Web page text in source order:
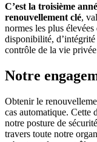
C’est la troisième
renouvellement clé,
normes les plus
disponibilité,
contrôle de la vie
Notre
Obtenir le
cas automatique. Cette
notre posture de
travers toute notre